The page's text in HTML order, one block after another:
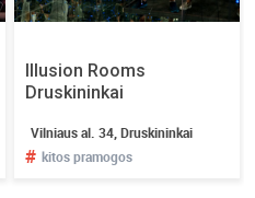
Illusion Rooms
Druskininkai
Vilniaus al. 34, Druskininkai
# kitos pramogos